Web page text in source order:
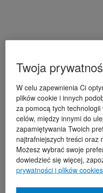
Twoja
W celu zapewnienia Ci
plików cookie i innych
za pomocą tych
celów, między innymi do
zapamiętywania Twoich
najtrafniejszych treści oraz
Możesz wybrać swoje
dowiedzieć się więcej,
prywatności i plików cookies